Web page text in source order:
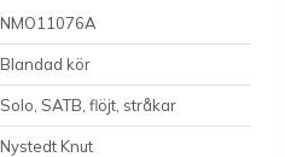
NMO11076A
Blandad kör
Solo, SATB, flöjt, stråkar
Nystedt Knut